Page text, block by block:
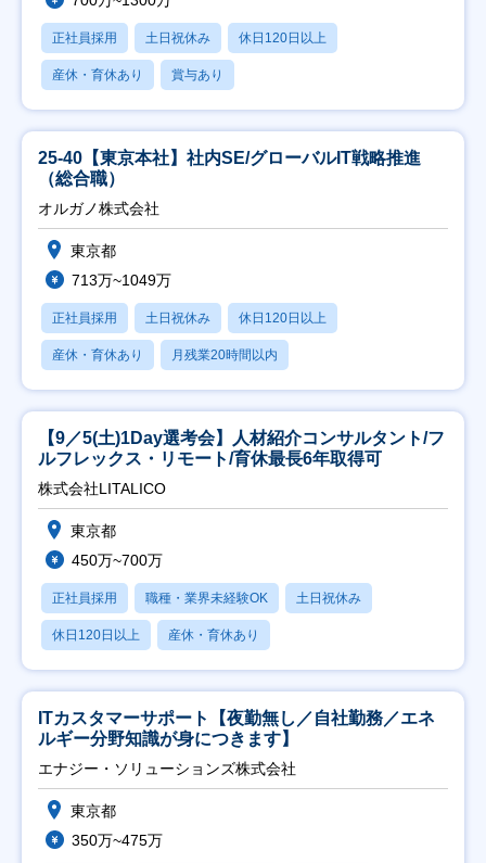
正社員採用 土日祝休み 休日120日以上
産休・育休あり 賞与あり
25-40【東京本社】社内SE/グローバルIT戦略推進
（総合職）
オルガノ株式会社
東京都
713万~1049万
正社員採用 土日祝休み 休日120日以上
産休・育休あり 月残業20時間以内
【9／5(土)1Day選考会】人材紹介コンサルタント/フ
ルフレックス・リモート/育休最長6年取得可
株式会社LITALICO
東京都
450万~700万
正社員採用 職種・業界未経験OK 土日祝休み
休日120日以上 産休・育休あり
ITカスタマーサポート【夜勤無し／自社勤務／エネ
ルギー分野知識が身につきます】
エナジー・ソリューションズ株式会社
東京都
350万~475万